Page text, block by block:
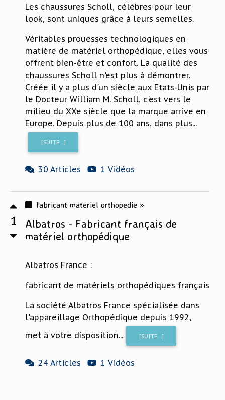
Les chaussures Scholl, célèbres pour leur
look, sont uniques grâce à leurs semelles.
Véritables prouesses technologiques en
matière de matériel orthopédique, elles vous
offrent bien-être et confort. La qualité des
chaussures Scholl n'est plus à démontrer.
Créée il y a plus d'un siècle aux Etats-Unis par
le Docteur William M. Scholl, c'est vers le
milieu du XXe siècle que la marque arrive en
Europe. Depuis plus de 100 ans, dans plus...
[SUITE...]
30 Articles 1 Vidéos
1
fabricant materiel orthopedie »
Albatros - Fabricant français de
matériel orthopédique
Albatros France :
fabricant de matériels orthopédiques français
La société Albatros France spécialisée dans
l'appareillage Orthopédique depuis 1992,
met à votre disposition...
[SUITE...]
24 Articles 1 Vidéos